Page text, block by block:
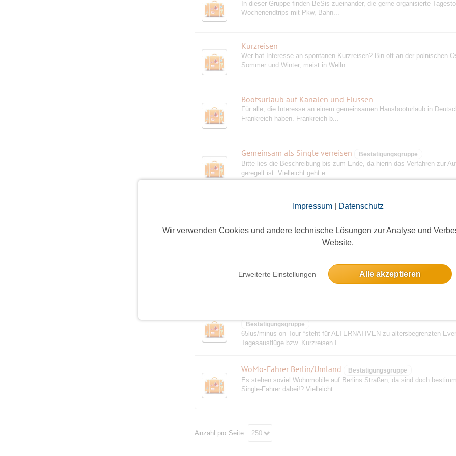
Impressum| Datenschutz
Wir verwenden Cookies und andere technische Lösungen zur Analyse und
Website.
Erweiterte Einstellungen Alle akzeptieren
In dieser Gruppe finden BeSis zueinander, die gerne organisierte
Wochenendtrips mit Pkw, Bahn...
Kurzreisen
Wer hat Interesse an spontanen Kurzreisen? Bin oft an der polnischen
Sommer und Winter, meist in Welln...
Bootsurlaub auf Kanälen und Flüssen
Für alle, die Interesse an einem gemeinsamen Hausbooturlaub in
Frankreich haben. Frankreich b...
Gemeinsam als Single verreisen Bestätigungsgruppe
Bitte lies die Beschreibung bis zum Ende, da hierin das Verfahren zur
geregelt ist. Vielleicht geht e...
Motorrad-Gruppe
Beifahrer/innen, die lieber gemeinsam a...
Für alle, die Interesse und Spass am Segeln haben, egal, ob sie es
oder einfach nur mal ausprobie...
Bestätigungsgruppe
65lus/minus on Tour *steht für ALTERNATIVEN zu altersbegrenzten
Tagesausflüge bzw. Kurzreisen I...
WoMo-Fahrer Berlin/Umland Bestätigungsgruppe
Es stehen soviel Wohnmobile auf Berlins Straßen, da sind doch
Single-Fahrer dabei!? Vielleicht...
Anzahl pro Seite: 250